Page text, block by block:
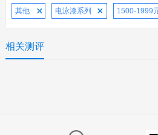
其他 电泳漆系列 1500-1999
相关测评